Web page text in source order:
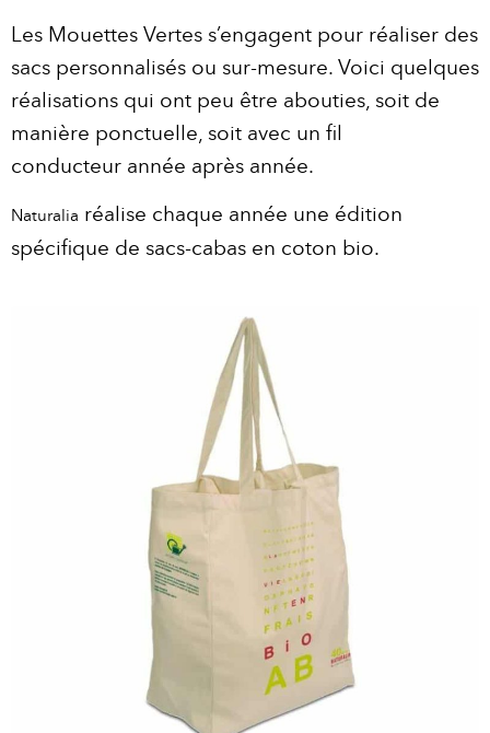
Les Mouettes Vertes s’engagent pour réaliser des
sacs personnalisés ou sur-mesure. Voici quelques
réalisations qui ont peu être abouties, soit de
manière ponctuelle, soit avec un fil
conducteur année après année.
Naturalia réalise chaque année une édition
spécifique de sacs-cabas en coton bio.